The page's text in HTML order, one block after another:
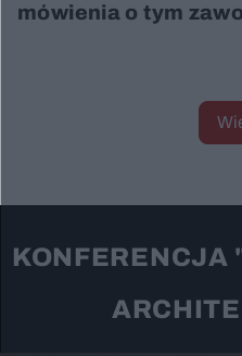
mówienia o tym
KONFERENCJA